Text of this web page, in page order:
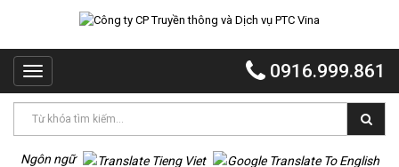
Toggle
navigation
0916.999.861
PTC
PTC
EVENT
Ngôn ngữ